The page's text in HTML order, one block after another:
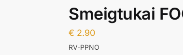
Smeigtukai
€ 2.90
RV-PPNO